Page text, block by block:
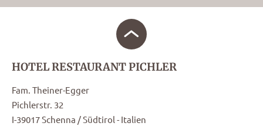
HOTEL RESTAURANT PICHLER
Fam. Theiner-Egger
Pichlerstr. 32
I-39017 Schenna / Südtirol - Italien